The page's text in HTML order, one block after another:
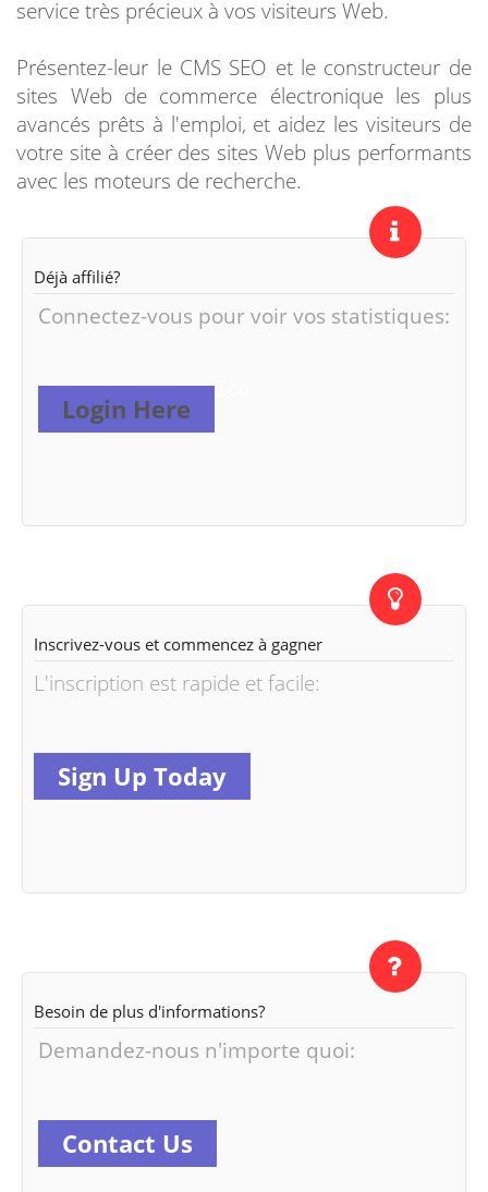
service très précieux à vos visiteurs Web.
Présentez-leur le CMS SEO et le constructeur de
sites Web de commerce électronique les plus
avancés prêts à l'emploi, et aidez les visiteurs de
votre site à créer des sites Web plus performants
avec les moteurs de recherche.
Déjà affilié?
Connectez-vous pour voir vos statistiques:
Login Here
Cco
Inscrivez-vous et commencez à gagner
L'inscription est rapide et facile:
Sign Up Today
Besoin de plus d'informations?
Demandez-nous n'importe quoi:
Contact Us